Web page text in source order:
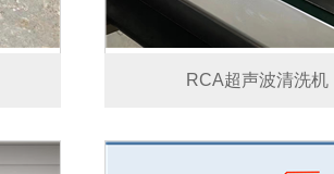
RCA超声波清洗机